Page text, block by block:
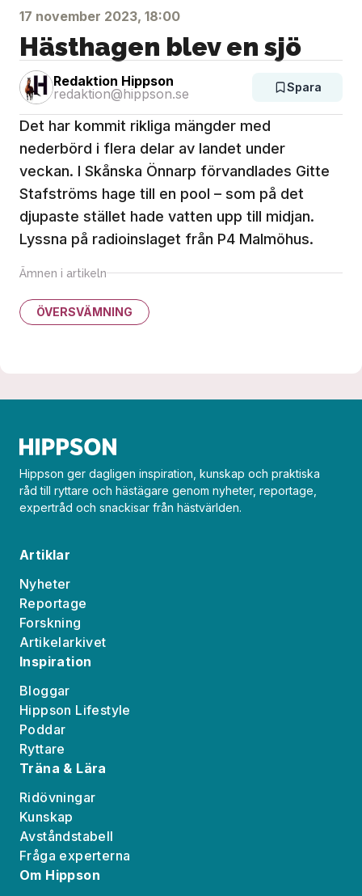
17 november 2023, 18:00
Hästhagen blev en sjö
Redaktion Hippson
redaktion@hippson.se
Spara
Det har kommit rikliga mängder med
nederbörd i flera delar av landet under
veckan. I Skånska Önnarp förvandlades Gitte
Stafströms hage till en pool – som på det
djupaste stället hade vatten upp till midjan.
Lyssna på radioinslaget från P4 Malmöhus.
Ämnen i artikeln
ÖVERSVÄMNING
Hippson ger dagligen inspiration, kunskap och praktiska
råd till ryttare och hästägare genom nyheter, reportage,
expertråd och snackisar från hästvärlden.
Artiklar
Nyheter
Reportage
Forskning
Artikelarkivet
Inspiration
Bloggar
Hippson Lifestyle
Poddar
Ryttare
Träna & Lära
Ridövningar
Kunskap
Avståndstabell
Fråga experterna
Om Hippson